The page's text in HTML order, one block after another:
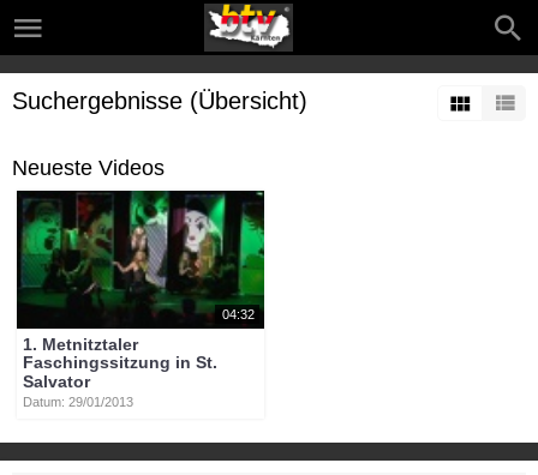
Suchergebnisse (Übersicht)
Neueste Videos
04:32
1. Metnitztaler
Faschingssitzung in St.
Salvator
Datum: 29/01/2013